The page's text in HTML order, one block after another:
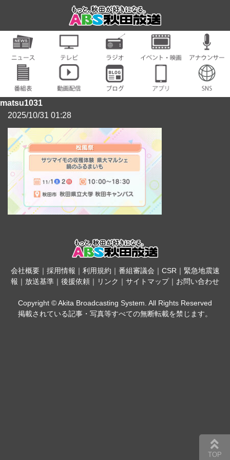
matsu1031
2025/10/31 01:28
会社概要｜ 採用情報 ｜ 利用規約 ｜ 番組審議会 ｜ CSR｜ 緊急地震速
報 ｜ 放送基準 ｜ 後援依頼 ｜ リンク ｜ サイトマップ｜ お問い合わせ
Copyright © Akita Broadcasting System. All Rights Reserved
掲載されている記事・写真等すべての無断転載を禁じます。